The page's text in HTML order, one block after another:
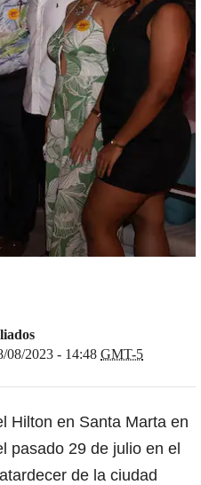
08/2023 - 14:48 GMT-5
Hilton en Santa Marta en
pasado 29 de julio en el
de la ciudad